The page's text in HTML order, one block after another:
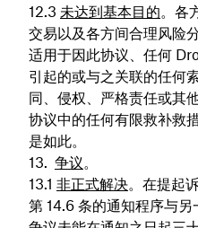
未达到基本目的。各
交易以及各方间合理风险
适用于因此协议、任何
引起的或与之关联的任何
同、侵权、严格责任或其
协议中的任何有限救补救
是如此。
争议。
非正式解决。在提起
第 14.6 条的通知程序与